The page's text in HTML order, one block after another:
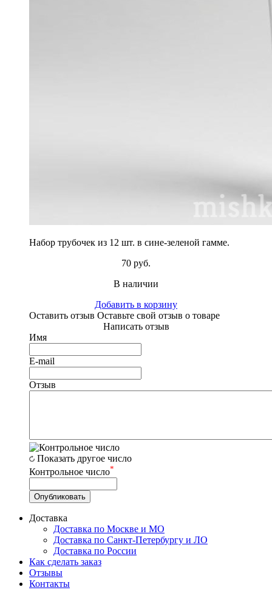
Набор трубочек из 12 шт. в сине-зеленой гамме.
70 руб.
В наличии
Добавить в корзину
Оставить отзыв Оставьте свой отзыв о товаре
Написать отзыв
Имя
E-mail
Отзыв
Показать другое число
Контрольное число*
Доставка
Доставка по Москве и МО
Доставка по Санкт-Петербургу и ЛО
Доставка по России
Как сделать заказ
Отзывы
Контакты